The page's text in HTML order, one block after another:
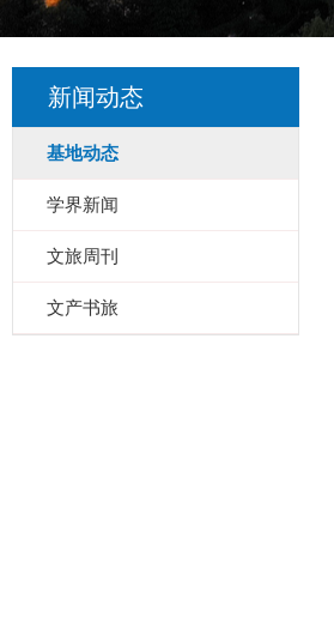
新闻动态
基地动态
学界新闻
文旅周刊
文产书旅